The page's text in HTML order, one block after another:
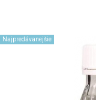
Najpredávanejšie